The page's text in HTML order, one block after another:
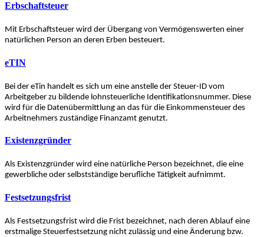
Erbschaftsteuer
Mit Erbschaftsteuer wird der Übergang von Vermögenswerten einer
natürlichen Person an deren Erben besteuert.
eTIN
Bei der eTin handelt es sich um eine anstelle der Steuer-ID vom
Arbeitgeber zu bildende lohnsteuerliche Identifikationsnummer. Diese
wird für die Datenübermittlung an das für die Einkommensteuer des
Arbeitnehmers zuständige Finanzamt genutzt.
Existenzgründer
Als Existenzgründer wird eine natürliche Person bezeichnet, die eine
gewerbliche oder selbstständige berufliche Tätigkeit aufnimmt.
Festsetzungsfrist
Als Festsetzungsfrist wird die Frist bezeichnet, nach deren Ablauf eine
erstmalige Steuerfestsetzung nicht zulässig und eine Änderung bzw.